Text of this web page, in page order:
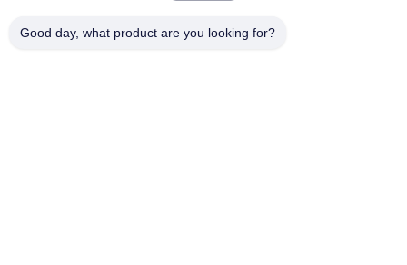
Good day, what product are you looking for?